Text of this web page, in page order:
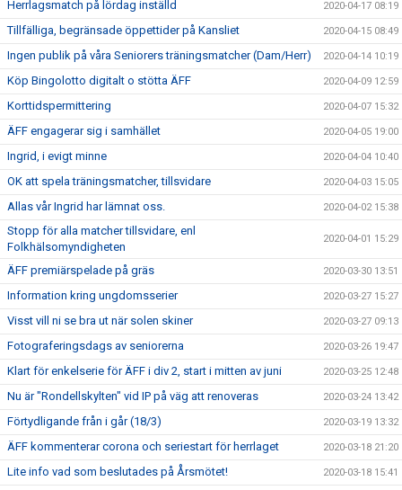
Herrlagsmatch på lördag inställd 2020-04-17 08:19
Tillfälliga, begränsade öppettider på Kansliet 2020-04-15 08:49
Ingen publik på våra Seniorers träningsmatcher (Dam/Herr) 2020-04-14 10:19
Köp Bingolotto digitalt o stötta ÄFF 2020-04-09 12:59
Korttidspermittering 2020-04-07 15:32
ÄFF engagerar sig i samhället 2020-04-05 19:00
Ingrid, i evigt minne 2020-04-04 10:40
OK att spela träningsmatcher, tillsvidare 2020-04-03 15:05
Allas vår Ingrid har lämnat oss. 2020-04-02 15:38
Stopp för alla matcher tillsvidare, enl
Folkhälsomyndigheten
2020-04-01 15:29
ÄFF premiärspelade på gräs 2020-03-30 13:51
Information kring ungdomsserier 2020-03-27 15:27
Visst vill ni se bra ut när solen skiner 2020-03-27 09:13
Fotograferingsdags av seniorerna 2020-03-26 19:47
Klart för enkelserie för ÄFF i div 2, start i mitten av juni 2020-03-25 12:48
Nu är "Rondellskylten" vid IP på väg att renoveras 2020-03-24 13:42
Förtydligande från i går (18/3) 2020-03-19 13:32
ÄFF kommenterar corona och seriestart för herrlaget 2020-03-18 21:20
Lite info vad som beslutades på Årsmötet! 2020-03-18 15:41